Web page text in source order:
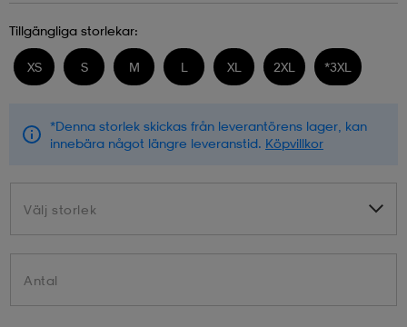
Tillgängliga storlekar:
XS S M L XL 2XL *3XL
*Denna storlek skickas från leverantörens lager, kan
innebära något längre leveranstid. Köpvillkor
Välj storlek
Välj storlek
Antal